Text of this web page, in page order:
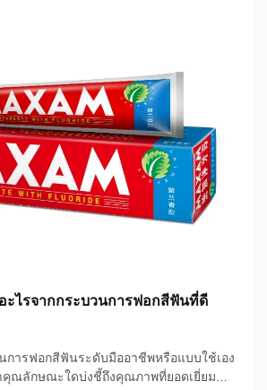
ไรจากกระบวนการฟอกสีฟันที่ดี
ารฟอกสีฟันระดับมืออาชีพหรือแบบใช้เอง
คุณลักษณะใดบ่งชี้ถึงคุณภาพที่ยอดเยี่ยม